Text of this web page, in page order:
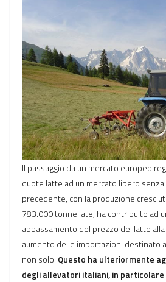
Il passaggio da un mercato europeo
quote latte ad un mercato libero
precedente, con la produzione
783.000 tonnellate, ha contribuito ad
abbassamento del prezzo del latte
aumento delle importazioni destinato
non solo. Questo ha ulteriormente
degli allevatori italiani, in particolare